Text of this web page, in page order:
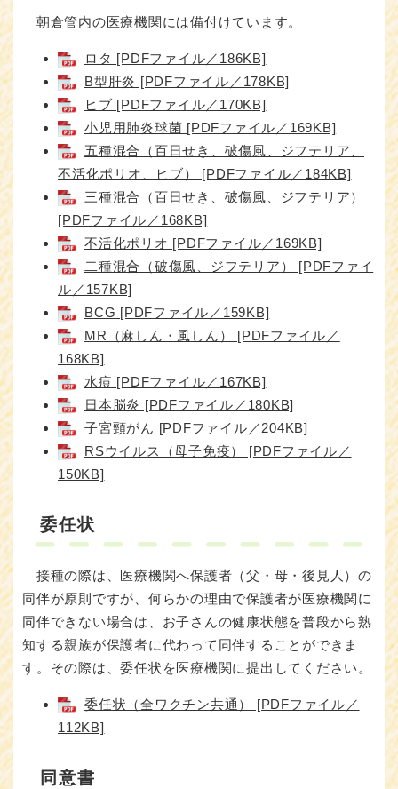
朝倉管内の医療機関には備付けています。
ロタ [PDFファイル／186KB]
B型肝炎 [PDFファイル／178KB]
ヒブ [PDFファイル／170KB]
小児用肺炎球菌 [PDFファイル／169KB]
五種混合（百日せき、破傷風、ジフテリア、
不活化ポリオ、ヒブ） [PDFファイル／184KB]
三種混合（百日せき、破傷風、ジフテリア）
[PDFファイル／168KB]
不活化ポリオ [PDFファイル／169KB]
二種混合（破傷風、ジフテリア） [PDFファイ
ル／157KB]
BCG [PDFファイル／159KB]
MR（麻しん・風しん） [PDFファイル／
168KB]
水痘 [PDFファイル／167KB]
日本脳炎 [PDFファイル／180KB]
子宮頸がん [PDFファイル／204KB]
RSウイルス（母子免疫） [PDFファイル／
150KB]
委任状
接種の際は、医療機関へ保護者（父・母・後見人）の
同伴が原則ですが、何らかの理由で保護者が医療機関に
同伴できない場合は、お子さんの健康状態を普段から熟
知する親族が保護者に代わって同伴することができま
す。その際は、委任状を医療機関に提出してください。
委任状（全ワクチン共通） [PDFファイル／
112KB]
同意書